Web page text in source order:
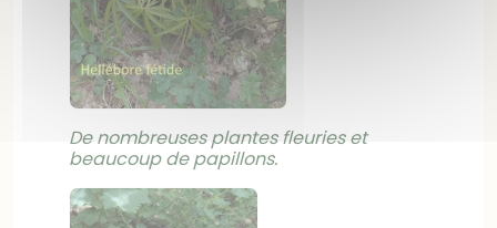
De nombreuses plantes fleuries et
beaucoup de papillons.